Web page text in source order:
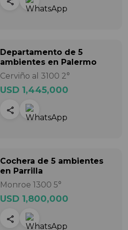
Departamento de 5
ambientes en Palermo
Cerviño al 3100 2°
USD 1,445,000
Cochera de 5 ambientes
en Parrilla
Monroe 1300 5°
USD 1,800,000